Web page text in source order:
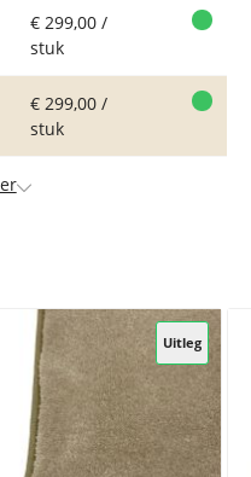
€ 299,00 /
stuk
€ 299,00 /
stuk
Uitleg